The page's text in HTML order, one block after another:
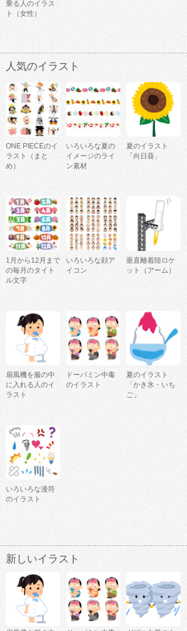
乗る人のイラス
ト（女性）
人気のイラスト
ONE PIECEのイ
ラスト（まと
め）
いろいろな夏の
イメージのライ
ン素材
夏のイラスト
「向日葵」
1月から12月まで
の毎月のタイト
ル文字
いろいろな顔ア
イコン
垂直離着陸ロケ
ット（アーム）
扇風機を服の中
に入れる人のイ
ラスト
ドーパミン中毒
のイラスト
夏のイラスト
「かき氷・いち
ご」
いろいろな漫符
のイラスト
新しいイラスト